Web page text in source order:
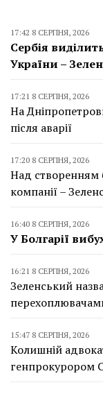
17:42 8 СЕРПНЯ, 2026
Сербія
України –
17:21 8 СЕРПНЯ, 2026
На
після аварії
17:20 8 СЕРПНЯ, 2026
Над створенням
компанії –
16:40 8 СЕРПНЯ, 2026
У Болгарії
16:21 8 СЕРПНЯ, 2026
Зеленський
15:47 8 СЕРПНЯ, 2026
Колишній
генпрокурором